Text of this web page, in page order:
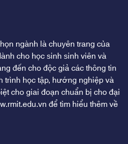
ngành là chuyên trang của
cho học sinh sinh viên và
đến cho độc giả các thông tin
trình học tập, hướng nghiệp và
cho giai đoạn chuẩn bị cho đại
để tìm hiểu thêm về